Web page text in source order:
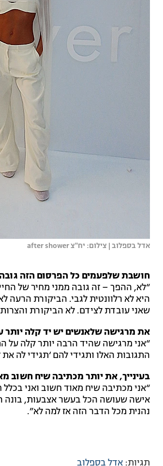
אדל בספלוב | צילום: יח"צ after shower
חושבת שלפעמים כל הפרסום הזה
“לא, ההפך – זה גובה ממני מחיר של
היא לא רלוונטית לגבי. הביקורת הרעה
שאני עובדת לצידם. לא הביקורת והצרות
את מרגישה שלאנשים יש יד קלה יותר
“אני מרגישה שהיד הרבה יותר קלה
התגובות האלו ותגידי להם ‘תגידי לה
בעינייך, את יותר מכתיבה שיח חשוב
“אני מכתיבה שיח מאוד חשוב ואני
אישה שעושה הכל בעשר אצבעות, בונה
נהנית מכל הדבר הזה אז למה לא”.
תגיות: אדל בספלוב